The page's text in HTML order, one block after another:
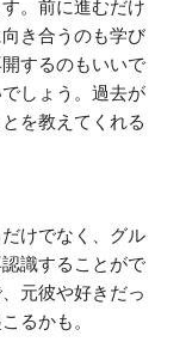
。前に進むだけ
き合うのも学び
するのもいいで
しょう。過去が
を教えてくれる
けでなく、グル
識することがで
元彼や好きだっ
るかも。